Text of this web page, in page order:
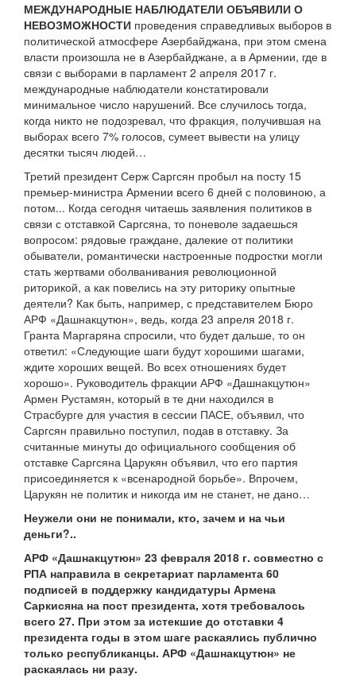
МЕЖДУНАРОДНЫЕ НАБЛЮДАТЕЛИ ОБЪЯВИЛИ О
НЕВОЗМОЖНОСТИ проведения справедливых выборов в
политической атмосфере Азербайджана, при этом смена
власти произошла не в Азербайджане, а в Армении, где в
связи с выборами в парламент 2 апреля 2017 г.
международные наблюдатели констатировали
минимальное число нарушений. Все случилось тогда,
когда никто не подозревал, что фракция, получившая на
выборах всего 7% голосов, сумеет вывести на улицу
десятки тысяч людей…
Третий президент Серж Саргсян пробыл на посту 15
премьер-министра Армении всего 6 дней с половиною, а
потом... Когда сегодня читаешь заявления политиков в
связи с отставкой Саргсяна, то поневоле задаешься
вопросом: рядовые граждане, далекие от политики
обыватели, романтически настроенные подростки могли
стать жертвами оболванивания революционной
риторикой, а как повелись на эту риторику опытные
деятели? Как быть, например, с представителем Бюро
АРФ «Дашнакцутюн», ведь, когда 23 апреля 2018 г.
Гранта Маргаряна спросили, что будет дальше, то он
ответил: «Следующие шаги будут хорошими шагами,
ждите хороших вещей. Во всех отношениях будет
хорошо». Руководитель фракции АРФ «Дашнакцутюн»
Армен Рустамян, который в те дни находился в
Страсбурге для участия в сессии ПАСЕ, объявил, что
Саргсян правильно поступил, подав в отставку. За
считанные минуты до официального сообщения об
отставке Саргсяна Царукян объявил, что его партия
присоединяется к «всенародной борьбе». Впрочем,
Царукян не политик и никогда им не станет, не дано…
Неужели они не понимали, кто, зачем и на чьи
деньги?..
АРФ «Дашнакцутюн» 23 февраля 2018 г. совместно с
РПА направила в секретариат парламента 60
подписей в поддержку кандидатуры Армена
Саркисяна на пост президента, хотя требовалось
всего 27. При этом за истекшие до отставки 4
президента годы в этом шаге раскаялись публично
только республиканцы. АРФ «Дашнакцутюн» не
раскаялась ни разу.